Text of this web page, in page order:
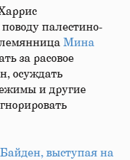
палестино-​​
Мина
за расовое
осуждать
и другие
выступая на